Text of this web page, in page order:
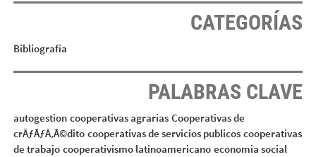
CATEGORÍAS
Bibliografía
PALABRAS CLAVE
autogestion cooperativas agrarias Cooperativas de
crÃƒÂƒÃ‚Â©dito cooperativas de servicios publicos cooperativas
de trabajo cooperativismo latinoamericano economia social